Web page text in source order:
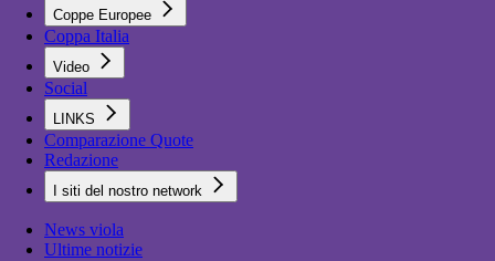
Coppe Europee
Coppa Italia
Video
Social
LINKS
Comparazione Quote
Redazione
I siti del nostro network
News viola
Ultime notizie